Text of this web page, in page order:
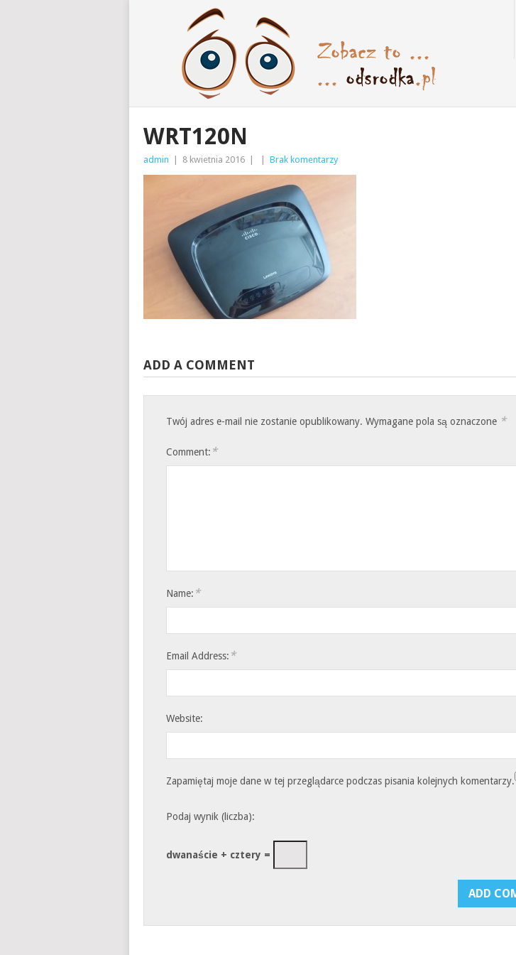
WRT120N
admin 8 kwietnia 2016 Brak komentarzy
ADD A COMMENT
Twój adres e-mail nie zostanie opublikowany. Wymagane pola są oznaczone *
Comment: *
Name: *
Email Address: *
Website:
Zapamiętaj moje dane w tej przeglądarce podczas pisania kolejnych komentarzy.
Podaj wynik (liczba):
dwanaście + cztery =